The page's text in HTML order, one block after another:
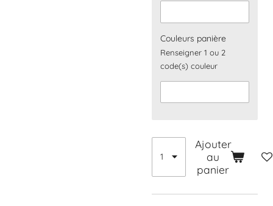
Couleurs panière
Renseigner 1 ou 2
code(s) couleur
Ajouter
au
panier